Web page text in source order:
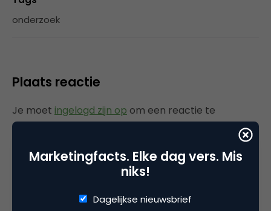
onderzoek
Plaats reactie
Je moet ingelogd zijn op om een reactie te
plaatsen.
Gerelateerde artikelen
Marketingfacts. Elke dag vers. Mis
niks!
Dagelijkse nieuwsbrief